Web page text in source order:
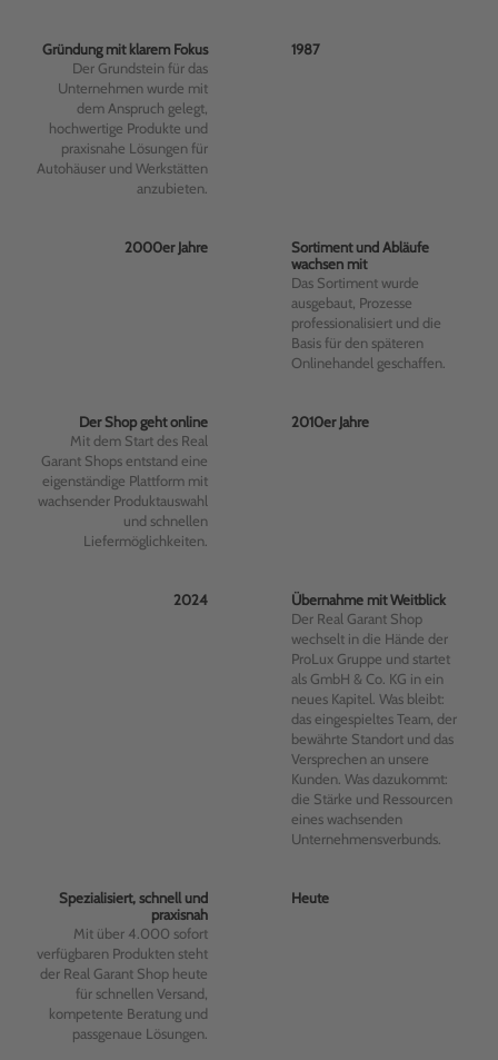
Gründung mit klarem Fokus
Der Grundstein für das
Unternehmen wurde mit
dem Anspruch gelegt,
hochwertige Produkte und
praxisnahe Lösungen für
Autohäuser und Werkstätten
anzubieten.
1987
2000er Jahre
Sortiment und Abläufe
wachsen mit
Das Sortiment wurde
ausgebaut, Prozesse
professionalisiert und die
Basis für den späteren
Onlinehandel geschaffen.
Der Shop geht online
Mit dem Start des Real
Garant Shops entstand eine
eigenständige Plattform mit
wachsender Produktauswahl
und schnellen
Liefermöglichkeiten.
2010er Jahre
2024
Übernahme mit Weitblick
Der Real Garant Shop
wechselt in die Hände der
ProLux Gruppe und startet
als GmbH & Co. KG in ein
neues Kapitel. Was bleibt:
das eingespieltes Team, der
bewährte Standort und das
Versprechen an unsere
Kunden. Was dazukommt:
die Stärke und Ressourcen
eines wachsenden
Unternehmensverbunds.
Spezialisiert, schnell und
praxisnah
Mit über 4.000 sofort
verfügbaren Produkten steht
der Real Garant Shop heute
für schnellen Versand,
kompetente Beratung und
passgenaue Lösungen.
Heute